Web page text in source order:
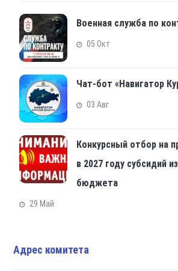
Военная служба по
05 Окт
Чат-бот «Навигатор
03 Авг
Конкурсный отбор на
в 2027 году субсидий
бюджета
29 Май
Адрес комитета